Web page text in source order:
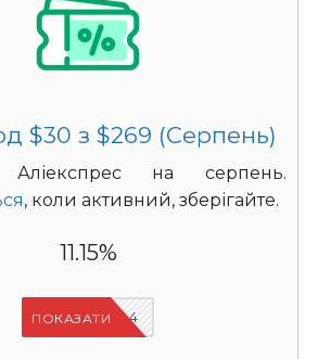
$30 з $269 (Серпень)
Аліекспрес на серпень.
, коли активний, зберігайте.
11.15%
IFPDMDL4
ПОКАЗАТИ